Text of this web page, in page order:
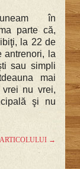
în
partecă,
la 22 de
antrenori, la
sau simpli
mai
vrei nu vrei,
şi nu
→